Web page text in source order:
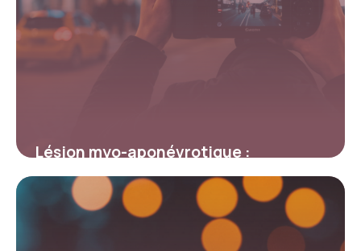
Lésion myo-aponévrotique :
traitement et approches modernes
efficaces